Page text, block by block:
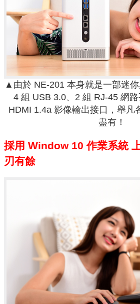
▲由於 NE-201 本身就是一部迷
4 組 USB 3.0、2 組 RJ-45 網
HDMI 1.4a 影像輸出接口，舉凡
盡有！
採用 Window 10 作業系統
刃有餘